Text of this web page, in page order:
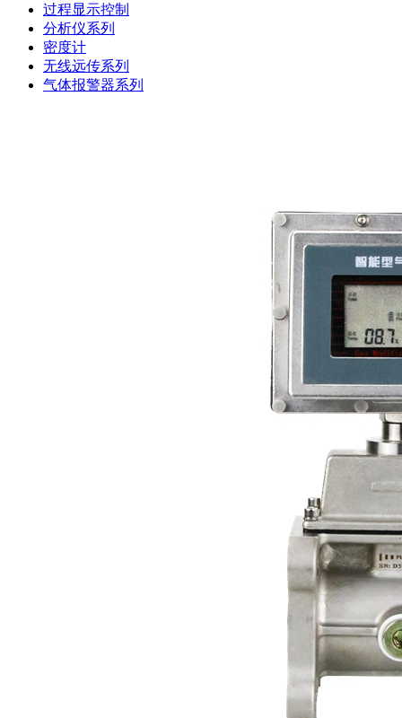
过程显示控制
分析仪系列
密度计
无线远传系列
气体报警器系列